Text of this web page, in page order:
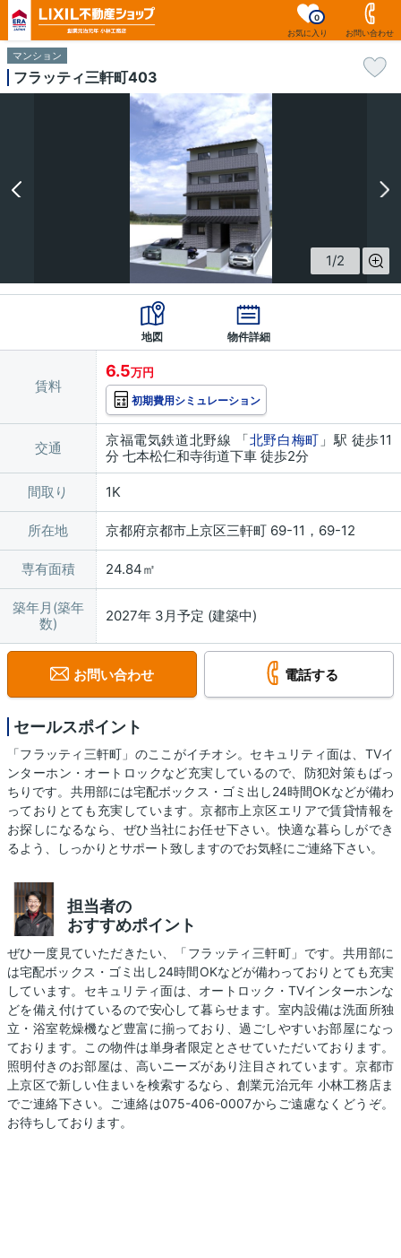
お気に入り
0
お問い合わせ
マンション
フラッティ三軒町403
1/2
地図 物件詳細
賃料
6.5万円
初期費用シミュレーション
交通 京福電気鉄道北野線 「北野白梅町 」駅 徒歩11
分 七本松仁和寺街道下車 徒歩2分
間取り 1K
所在地 京都府京都市上京区三軒町 69-11，69-12
専有面積 24.84㎡
築年月(築年
数)
2027年 3月予定 (建築中)
お問い合わせ 電話する
セールスポイント
「フラッティ三軒町」のここがイチオシ。セキュリティ面は、TVイ
ンターホン・オートロックなど充実しているので、防犯対策もばっ
ちりです。共用部には宅配ボックス・ゴミ出し24時間OKなどが備わ
っておりとても充実しています。京都市上京区エリアで賃貸情報を
お探しになるなら、ぜひ当社にお任せ下さい。快適な暮らしができ
るよう、しっかりとサポート致しますのでお気軽にご連絡下さい。
担当者の
おすすめポイント
ぜひ一度見ていただきたい、「フラッティ三軒町」です。共用部に
は宅配ボックス・ゴミ出し24時間OKなどが備わっておりとても充実
しています。セキュリティ面は、オートロック・TVインターホンな
どを備え付けているので安心して暮らせます。室内設備は洗面所独
立・浴室乾燥機など豊富に揃っており、過ごしやすいお部屋になっ
ております。この物件は単身者限定とさせていただいております。
照明付きのお部屋は、高いニーズがあり注目されています。京都市
上京区で新しい住まいを検索するなら、創業元治元年 小林工務店ま
でご連絡下さい。ご連絡は075-406-0007からご遠慮なくどうぞ。
お待ちしております。